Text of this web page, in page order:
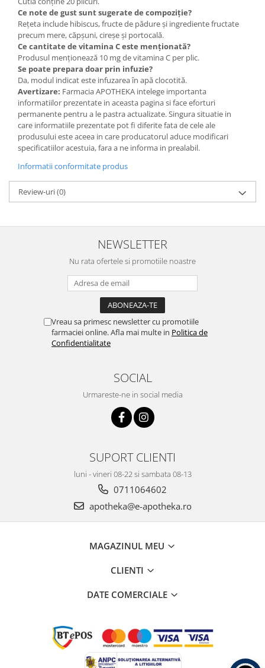
Ce note de gust sunt sugerate de compoziție?
Rețeta include hibiscus, fructe de pădure și ingrediente fructate
precum mere, căpșuni, cireșe și portocală.
Ce cantitate de vitamina C este menționată?
Produsul menționează 10 mg de vitamina C per plic.
Se poate prepara doar prin infuzie?
Da, modul indicat este infuzarea în apă clocotită.
Avertizare: Farmacia APOTHEKA intelege importanta
informatiilor prezentate in aceasta pagina si face eforturi
permanente pentru a le pastra actualizate. Singura situatie in
care informatiile prezentate pot fi diferite fata de cele ale
produsului este aceea in care producatorul aduce modificari
specificatiilor acestuia, fara a ne informa in prealabil.
Informatii conformitate produs
Review-uri(0)
NEWSLETTER
Nu rata ofertele si promotiile noastre
Vreau sa primesc newsletter cu promotiile
farmaciei online. Afla mai multe in Politica de
Confidentialitate
SOCIAL
Urmareste-ne in social media
SUPORT CLIENTI
luni - vineri 08-22 si sambata 08-13
0711064602
apotheka@e-apotheka.ro
MAGAZINUL MEU
CLIENTI
DATE COMERCIALE